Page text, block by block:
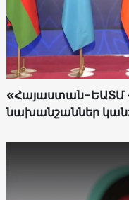
«Հայաստան-ԵԱՏՄ
նախանշաններ